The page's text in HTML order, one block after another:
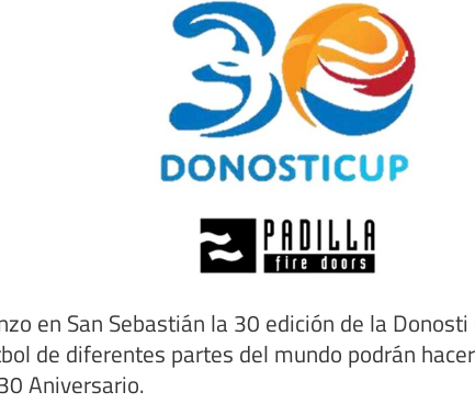
en San Sebastián la 30 edición de la
de diferentes partes del mundo podrán
Aniversario.